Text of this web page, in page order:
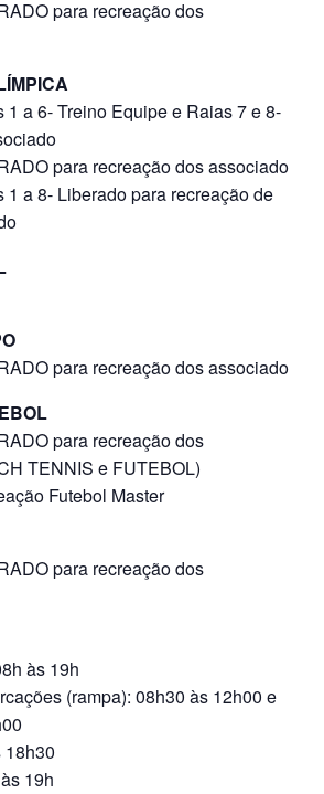
para recreação dos
1 a 6- Treino Equipe e Raias 7 e 8-
para recreação dos associado
1 a 8- Liberado para recreação de
para recreação dos associado
para recreação dos
TENNIS e FUTEBOL)
Futebol Master
para recreação dos
às 19h
(rampa): 08h30 às 12h00 e
18h30
19h